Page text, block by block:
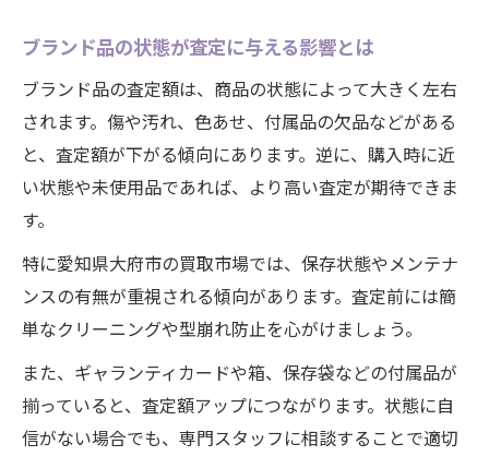
ブランド品の状態が査定に与える影響とは
ブランド品の査定額は、商品の状態によって大きく左右
されます。傷や汚れ、色あせ、付属品の欠品などがある
と、査定額が下がる傾向にあります。逆に、購入時に近
い状態や未使用品であれば、より高い査定が期待できま
す。
特に愛知県大府市の買取市場では、保存状態やメンテナ
ンスの有無が重視される傾向があります。査定前には簡
単なクリーニングや型崩れ防止を心がけましょう。
また、ギャランティカードや箱、保存袋などの付属品が
揃っていると、査定額アップにつながります。状態に自
信がない場合でも、専門スタッフに相談することで適切